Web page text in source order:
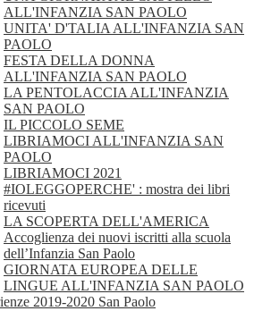
ALL'INFANZIA SAN PAOLO
UNITA' D'TALIA ALL'INFANZIA SAN
PAOLO
FESTA DELLA DONNA
ALL'INFANZIA SAN PAOLO
LA PENTOLACCIA ALL'INFANZIA
SAN PAOLO
IL PICCOLO SEME
LIBRIAMOCI ALL'INFANZIA SAN
PAOLO
LIBRIAMOCI 2021
#IOLEGGOPERCHE' : mostra dei libri
ricevuti
LA SCOPERTA DELL'AMERICA
Accoglienza dei nuovi iscritti alla scuola
dell’Infanzia San Paolo
GIORNATA EUROPEA DELLE
LINGUE ALL'INFANZIA SAN PAOLO
2019-2020 San Paolo